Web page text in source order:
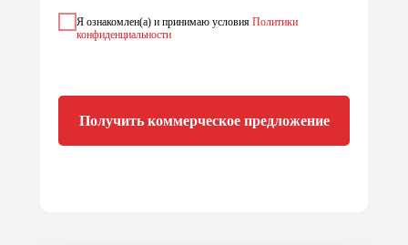
Я ознакомлен(а) и принимаю условия Политики
конфиденциальности
Получить коммерческое предложение